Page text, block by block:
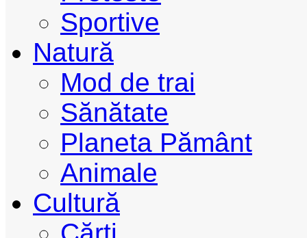
Sportive
Natură
Mod de trai
Sănătate
Planeta Pământ
Animale
Cultură